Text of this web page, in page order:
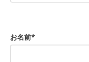
お名前*